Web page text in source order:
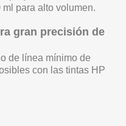
para alto volumen.
gran precisión de
de línea mínimo de
con las tintas HP